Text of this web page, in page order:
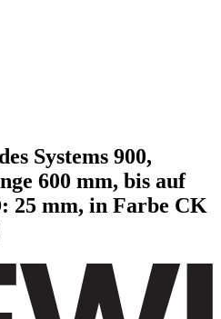
Systems 900,
600 mm, bis auf
25 mm, in Farbe CK